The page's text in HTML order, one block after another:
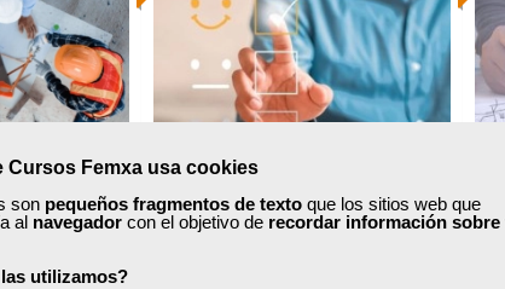
Cursos Femxa usa cookies
son pequeños fragmentos de texto que los sitios web que
al navegador con el objetivo de recordar información sobre
utilizamos?
planos
Cursos Femxa